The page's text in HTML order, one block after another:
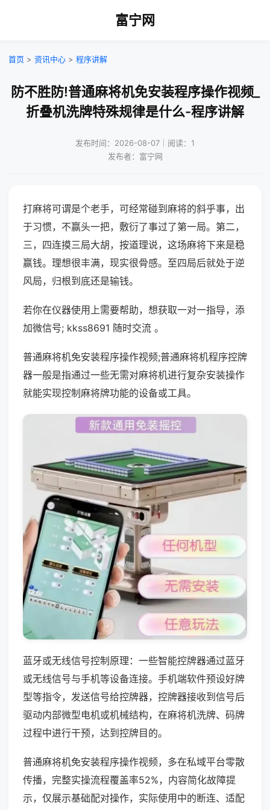
富宁网
首页 > 资讯中心 > 程序讲解
防不胜防!普通麻将机免安装程序操作视频_
折叠机洗牌特殊规律是什么-程序讲解
发布时间：2026-08-07｜阅读：1
发布者：富宁网
打麻将可谓是个老手，可经常碰到麻将的斜乎事，出
于习惯，不赢头一把，敷衍了事过了第一局。第二，
三，四连摸三局大胡，按道理说，这场麻将下来是稳
赢钱。理想很丰满，现实很骨感。至四局后就处于逆
风局，归根到底还是输钱。
若你在仪器使用上需要帮助，想获取一对一指导，添
加微信号; kkss8691 随时交流 。
普通麻将机免安装程序操作视频;普通麻将机程序控牌
器一般是指通过一些无需对麻将机进行复杂安装操作
就能实现控制麻将牌功能的设备或工具。
蓝牙或无线信号控制原理：一些智能控牌器通过蓝牙
或无线信号与手机等设备连接。手机端软件预设好牌
型等指令，发送信号给控牌器，控牌器接收到信号后
驱动内部微型电机或机械结构，在麻将机洗牌、码牌
过程中进行干预，达到控牌目的。
普通麻将机免安装程序操作视频，多在私域平台零散
传播，完整实操流程覆盖率52%，内容简化故障提
示，仅展示基础配对操作，实际使用中的断连、适配